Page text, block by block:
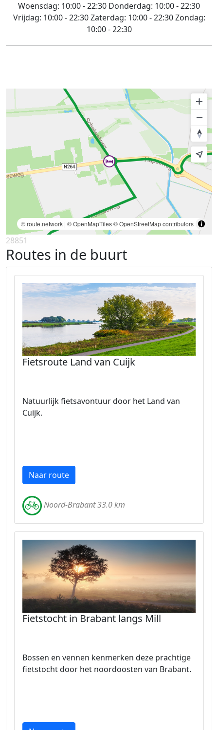
Woensdag: 10:00 - 22:30 Donderdag: 10:00 - 22:30
Vrijdag: 10:00 - 22:30Zaterdag: 10:00 - 22:30Zondag:
10:00 - 22:30
© route.network | © OpenMapTiles© OpenStreetMap contributors
28851
Routes in de buurt
Fietsroute Land van Cuijk
Natuurlijk fietsavontuur door het Land van
Cuijk.
Naar route
Noord-Brabant 33.0 km
Fietstocht in Brabant langs Mill
Bossen en vennen kenmerken deze prachtige
fietstocht door het noordoosten van Brabant.